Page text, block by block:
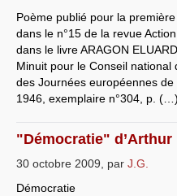
Poème publié pour la
dans le n°15 de la revue
dans le livre ARAGON
Minuit pour le Conseil national
des Journées européennes
1946, exemplaire n°304, p. (…)
"Démocratie" d’Arthur
30 octobre 2009 par J.G.
Démocratie